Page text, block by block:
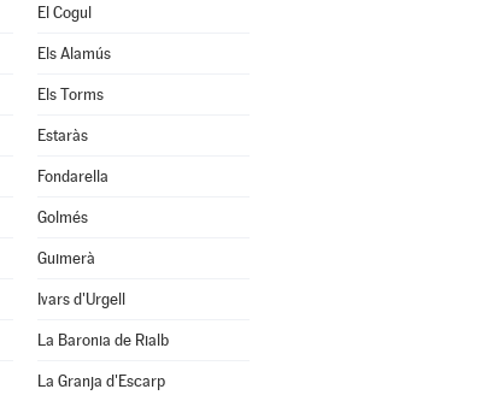
El Cogul
Els Alamús
Els Torms
Estaràs
Fondarella
Golmés
Guimerà
Ivars d'Urgell
La Baronia de Rialb
La Granja d'Escarp